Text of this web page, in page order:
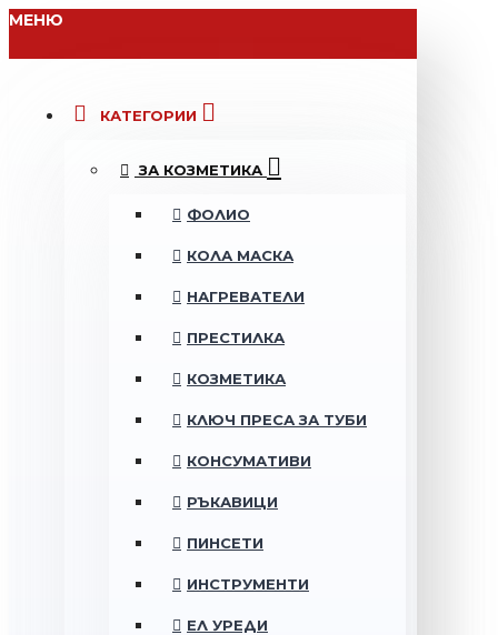
МЕНЮ
КАТЕГОРИИ
ЗА КОЗМЕТИКА
ФОЛИО
КОЛА МАСКА
НАГРЕВАТЕЛИ
ПРЕСТИЛКА
КОЗМЕТИКА
КЛЮЧ ПРЕСА ЗА ТУБИ
КОНСУМАТИВИ
РЪКАВИЦИ
ПИНСЕТИ
ИНСТРУМЕНТИ
ЕЛ УРЕДИ